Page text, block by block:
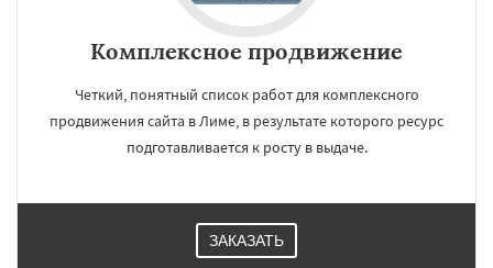
Комплексное продвижение
Четкий, понятный список работ для комплексного
продвижения сайта в Лиме, в результате которого ресурс
подготавливается к росту в выдаче.
ЗАКАЗАТЬ